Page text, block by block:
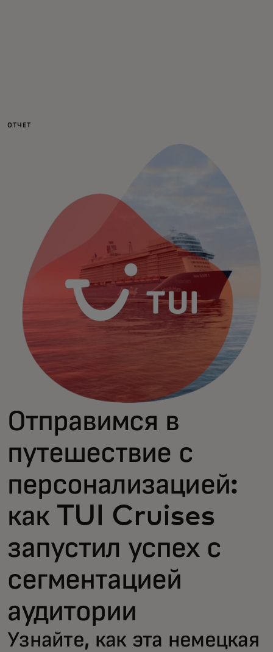
ОТЧЕТ
Отправимся в
путешествие с
персонализацией:
как TUI Cruises
запустил успех с
сегментацией
аудитории
Узнайте, как эта немецкая